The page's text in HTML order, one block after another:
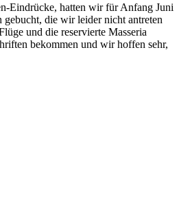
Eindrücke, hatten wir für Anfang Juni
gebucht, die wir leider nicht antreten
und die reservierte Masseria
bekommen und wir hoffen sehr,